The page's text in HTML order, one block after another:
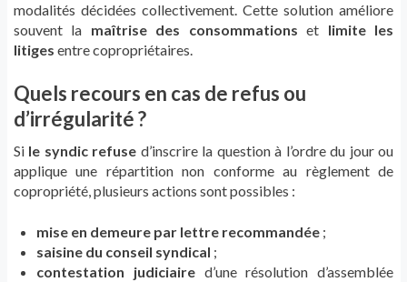
modalités décidées collectivement. Cette solution améliore
souvent la maîtrise des consommations et limite les
litiges entre copropriétaires.
Quels recours en cas de refus ou
d’irrégularité ?
Si le syndic refuse d’inscrire la question à l’ordre du jour ou
applique une répartition non conforme au règlement de
copropriété, plusieurs actions sont possibles :
mise en demeure par lettre recommandée ;
saisine du conseil syndical ;
contestation judiciaired’une résolution d’assemblée